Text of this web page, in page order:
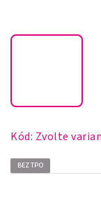
Kód: Zvolte
BEZ TPO